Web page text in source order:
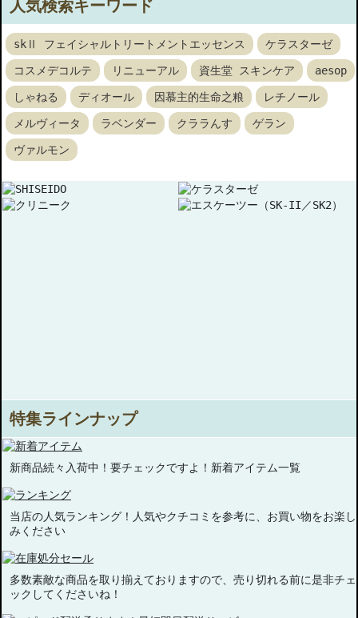
人気検索キーワード
skⅡ フェイシャルトリートメントエッセンス ケラスターゼ
コスメデコルテ リニューアル 資生堂 スキンケア aesop
しゃねる ディオール 因慕主的生命之粮 レチノール
メルヴィータ ラベンダー クララんす ゲラン
ヴァルモン
特集ラインナップ
新商品続々入荷中！要チェックですよ！新着アイテム一覧
当店の人気ランキング！人気やクチコミを参考に、お買い物をお楽し
みください
多数素敵な商品を取り揃えておりますので、売り切れる前に是非チェ
ックしてくださいね！